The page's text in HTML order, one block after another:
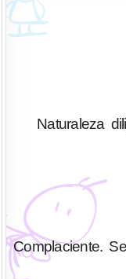
Naturaleza
Complaciente.